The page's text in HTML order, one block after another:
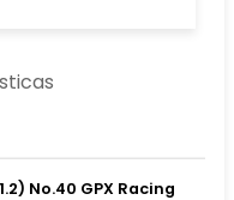
No.40 GPX Racing